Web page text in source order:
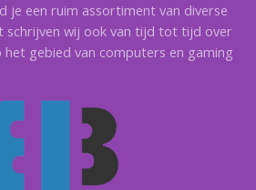
je een ruim assortiment van diverse
schrijven wij ook van tijd tot tijd over
gebied van computers en gaming